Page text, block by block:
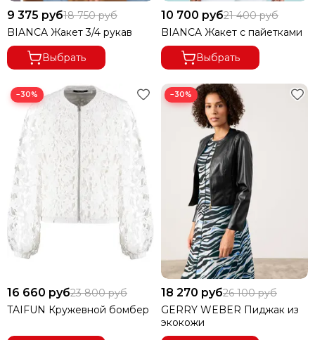
Из хлопка
Из экокожи
Удлиненные
Укороченные
Приталенные
В полоску
Повседневные
С кружевом
Гусиные лапки
Без воротника
С пайетками
С длинным рукавом
Однобортные
Нарядные
9 375 руб18 750 руб
BIANCA Жакет 3/4 рукав
Выбрать
10 700 руб21 400 руб
BIANCA Жакет с пайетками
Выбрать
−30%
16 660 руб23 800 руб
TAIFUN Кружевной бомбер
−30%
18 270 руб26 100 руб
GERRY WEBER Пиджак из
экокожи